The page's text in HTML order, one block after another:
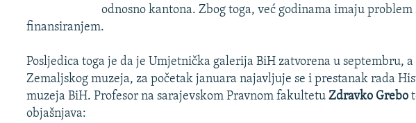
odnosno kantona. Zbog toga, već godinama imaju problem
finansiranjem.
Posljedica toga je da je Umjetnička galerija BiH zatvorena u septembru,
Zemaljskog muzeja, za početak januara najavljuje se i prestanak rada
muzeja BiH. Profesor na sarajevskom Pravnom fakultetuZdravko Grebo
objašnjava: